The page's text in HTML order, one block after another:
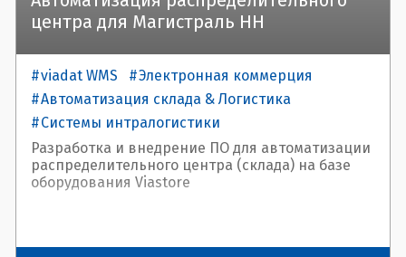
центра для Магистраль НН
viadat WMS
Электронная коммерция
Автоматизация склада & Логистика
Системы интралогистики
Цифровой ритейл
Цифровая трансформация
Разработка и внедрение ПО для автоматизации
распределительного центра (склада) на базе
оборудования Viastore